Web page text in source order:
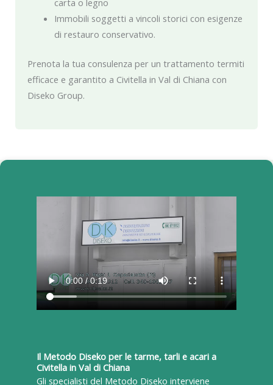
carta o legno
Immobili soggetti a vincoli storici con esigenze
di restauro conservativo.
Prenota la tua consulenza per un trattamento termiti
efficace e garantito a Civitella in Val di Chiana con
Diseko Group.
Il Metodo Diseko per le tarme, tarli e acari a
Civitella in Val di Chiana
Gli specialisti del Metodo Diseko interviene